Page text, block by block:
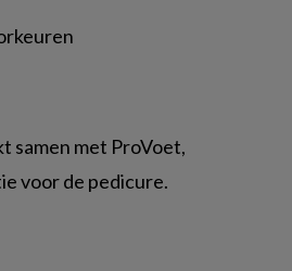
samen met ProVoet,
voor de pedicure.